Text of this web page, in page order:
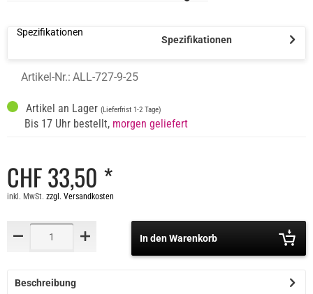
Spezifikationen
Spezifikationen
Artikel-Nr.: ALL-727-9-25
Artikel an Lager (Lieferfrist 1-2 Tage)
Bis 17 Uhr bestellt, morgen geliefert
CHF 33,50 *
inkl. MwSt. zzgl. Versandkosten
In den Warenkorb
Beschreibung